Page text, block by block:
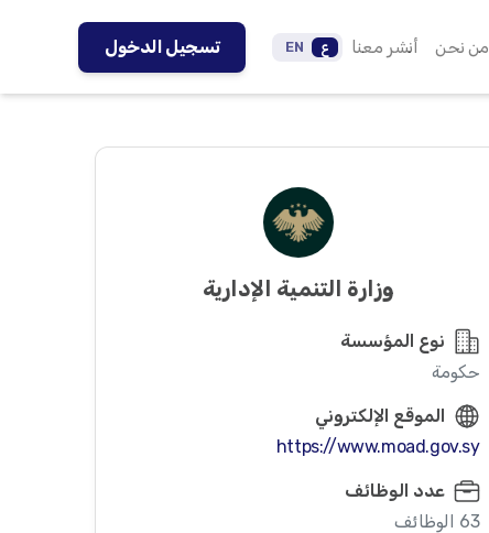
من نحن أنشر معنا ع EN تسجيل الدخول
وزارة التنمية الإدارية
نوع المؤسسة
حكومة
الموقع الإلكتروني
https://www.moad.gov.sy
عدد الوظائف
63 الوظائف